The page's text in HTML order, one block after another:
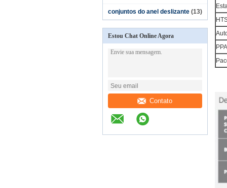
conjuntos do anel deslizante (13)
Estou Chat Online Agora
Contato